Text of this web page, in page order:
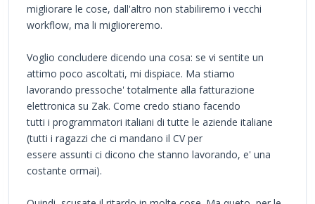
migliorare le cose, dall'altro non stabiliremo i vecchi
workflow, ma li miglioreremo.
Voglio concludere dicendo una cosa: se vi sentite un
attimo poco ascoltati, mi dispiace. Ma stiamo
lavorando pressoche' totalmente alla fatturazione
elettronica su Zak. Come credo stiano facendo
tutti i programmatori italiani di tutte le aziende italiane
(tutti i ragazzi che ci mandano il CV per
essere assunti ci dicono che stanno lavorando, e' una
costante ormai).